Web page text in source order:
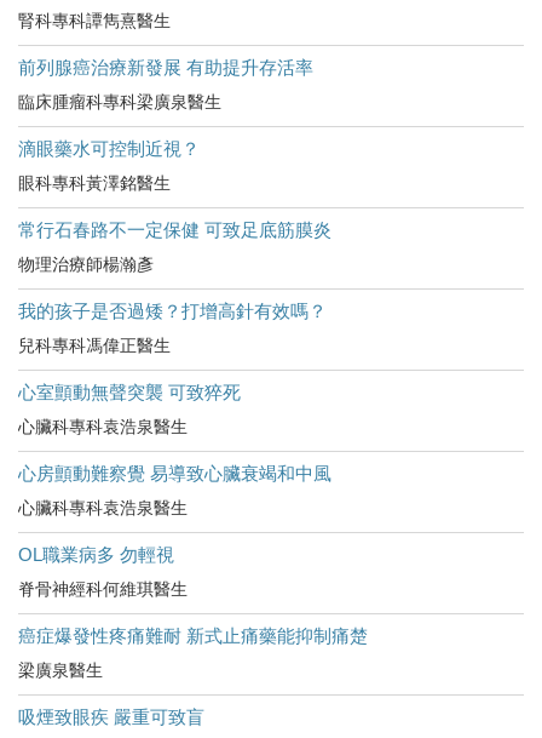
腎科專科譚雋熹醫生
前列腺癌治療新發展 有助提升存活率
臨床腫瘤科專科梁廣泉醫生
滴眼藥水可控制近視？
眼科專科黃澤銘醫生
常行石春路不一定保健 可致足底筋膜炎
物理治療師楊瀚彥
我的孩子是否過矮？打增高針有效嗎？
兒科專科馮偉正醫生
心室顫動無聲突襲 可致猝死
心臟科專科袁浩泉醫生
心房顫動難察覺 易導致心臟衰竭和中風
心臟科專科袁浩泉醫生
OL職業病多 勿輕視
脊骨神經科何維琪醫生
癌症爆發性疼痛難耐 新式止痛藥能抑制痛楚
梁廣泉醫生
吸煙致眼疾 嚴重可致盲